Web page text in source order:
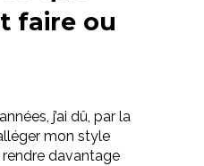
faire ou
j’ai dû, par la
mon style
rendre davantage